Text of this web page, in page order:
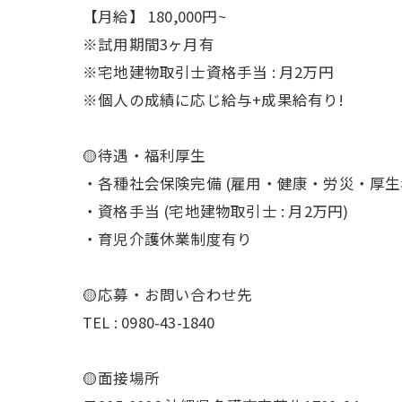
【月給】 180,000円~
※試用期間3ヶ月有
※宅地建物取引士資格手当 : 月2万円
※個人の成績に応じ給与+成果給有り!
🟡待遇・福利厚生
・各種社会保険完備 (雇用・健康・労災・厚
・資格手当 (宅地建物取引士 : 月2万円)
・育児介護休業制度有り
🟡応募・お問い合わせ先
TEL : 0980-43-1840
🟡面接場所